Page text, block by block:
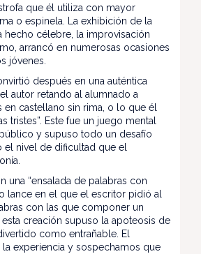
que él utiliza con mayor
o espinela. La exhibición de la
hecho célebre, la improvisación
arrancó en numerosas ocasiones
jóvenes.
después en una auténtica
autor retando al alumnado a
en castellano sin rima, o lo que él
tristes”. Este fue un juego mental
y supuso todo un desafío
el nivel de dificultad que el
una “ensalada de palabras con
lance en el que el escritor pidió al
con las que componer un
esta creación supuso la apoteosis de
como entrañable. El
experiencia y sospechamos que